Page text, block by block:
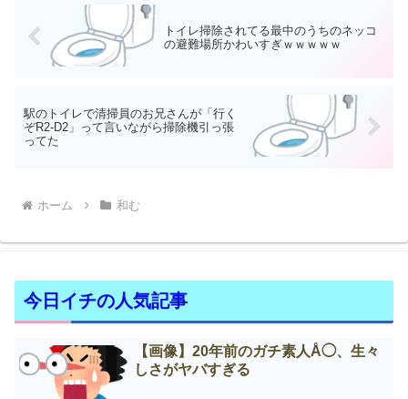
トイレ掃除されてる最中のうちのネッコ
の避難場所かわいすぎｗｗｗｗｗ
駅のトイレで清掃員のお兄さんが「行く
ぞR2-D2」って言いながら掃除機引っ張
ってた
ホーム 和む
今日イチの人気記事
【画像】20年前のガチ素人Å◯、生々
しさがヤバすぎる